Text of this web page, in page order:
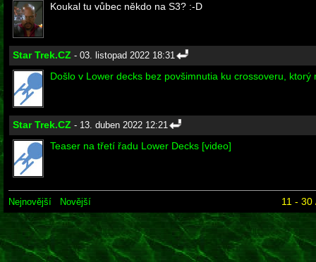
Koukal tu vůbec někdo na S3? :-D
Star Trek.CZ - 03. listopad 2022 18:31
Došlo v Lower decks bez povšimnutia ku crossoveru, ktorý
Star Trek.CZ - 13. duben 2022 12:21
Teaser na třetí řadu Lower Decks [video]
Nejnovější Novější 11 - 30